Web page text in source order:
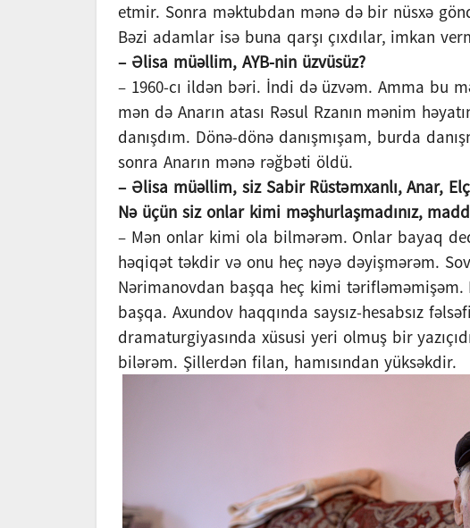
etmir. Sonra məktubdan mənə də bir nüsxə
Bəzi adamlar isə buna qarşı çıxdılar, imkan
– Əlisa müəllim, AYB-nin üzvüsüz?
– 1960-cı ildən bəri. İndi də üzvəm. Amma bu
mən də Anarın atası Rəsul Rzanın mənim
danışdım. Dönə-dönə danışmışam, burda
sonra Anarın mənə rəğbəti öldü.
– Əlisa müəllim, siz Sabir Rüstəmxanlı, Anar,
Nə üçün siz onlar kimi məşhurlaşmadınız,
– Mən onlar kimi ola bilmərəm. Onlar bayaq
həqiqət təkdir və onu heç nəyə dəyişmərəm.
Nərimanovdan başqa heç kimi
başqa. Axundov haqqında saysız-hesabsız
dramaturgiyasında xüsusi yeri olmuş bir
bilərəm. Şillerdən filan, hamısından yüksəkdir.